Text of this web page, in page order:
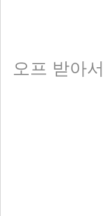
오프 받아